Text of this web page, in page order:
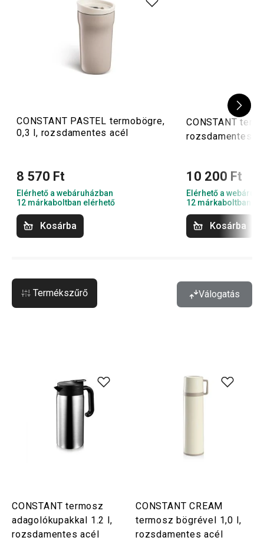
CONSTANT PASTEL termobögre,
0,3 l, rozsdamentes acél
8 570 Ft
Elérhető a webáruházban
12 márkaboltban elérhető
Kosárba
CONSTANT
rozsdamentes
10 200 Ft
Elérhető a
12 márkaboltban
Kosárba
Termékszűrő Válogatás
CONSTANT termosz
adagolókupakkal 1.2 l,
rozsdamentes acél
CONSTANT CREAM
termosz bögrével 1,0 l,
rozsdamentes acél